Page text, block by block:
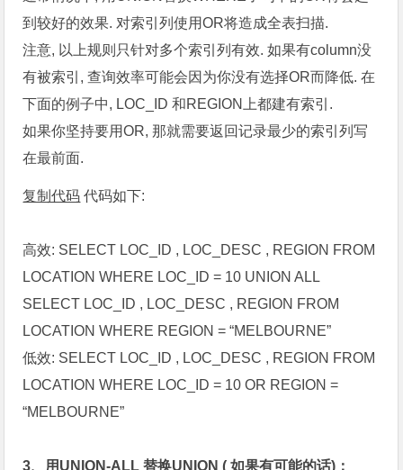
到较好的效果. 对索引列使用OR将造成全表扫描.
注意, 以上规则只针对多个索引列有效. 如果有column没
有被索引, 查询效率可能会因为你没有选择OR而降低. 在
下面的例子中, LOC_ID 和REGION上都建有索引.
如果你坚持要用OR, 那就需要返回记录最少的索引列写
在最前面.
复制代码 代码如下:
高效: SELECT LOC_ID , LOC_DESC , REGION FROM
LOCATION WHERE LOC_ID = 10 UNION ALL
SELECT LOC_ID , LOC_DESC , REGION FROM
LOCATION WHERE REGION = “MELBOURNE”
低效: SELECT LOC_ID , LOC_DESC , REGION FROM
LOCATION WHERE LOC_ID = 10 OR REGION =
“MELBOURNE”
3、用UNION-ALL 替换UNION ( 如果有可能的话)：